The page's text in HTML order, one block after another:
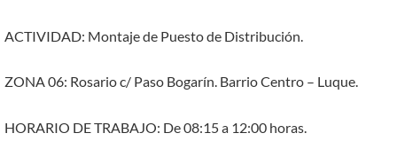
ACTIVIDAD: Montaje de Puesto de Distribución.
ZONA 06: Rosario c/ Paso Bogarín. Barrio Centro – Luque.
HORARIO DE TRABAJO: De 08:15 a 12:00 horas.